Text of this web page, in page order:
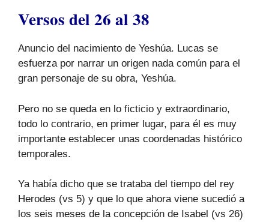
Versos del 26 al 38
Anuncio del nacimiento de Yeshúa. Lucas se
esfuerza por narrar un origen nada común para el
gran personaje de su obra, Yeshúa.
Pero no se queda en lo ficticio y extraordinario,
todo lo contrario, en primer lugar, para él es muy
importante establecer unas coordenadas histórico
temporales.
Ya había dicho que se trataba del tiempo del rey
Herodes (vs 5) y que lo que ahora viene sucedió a
los seis meses de la concepción de Isabel (vs 26)